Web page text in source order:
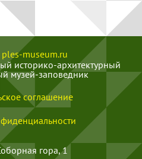
ples-museum.ru
историко-архитектурный
музей‑заповедник
соглашение
гора, 1